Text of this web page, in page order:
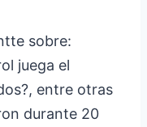
sobre:
juega el
entre otras
durante 20